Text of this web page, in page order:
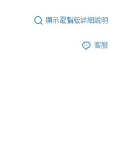
顯示電腦版詳細說明
客服